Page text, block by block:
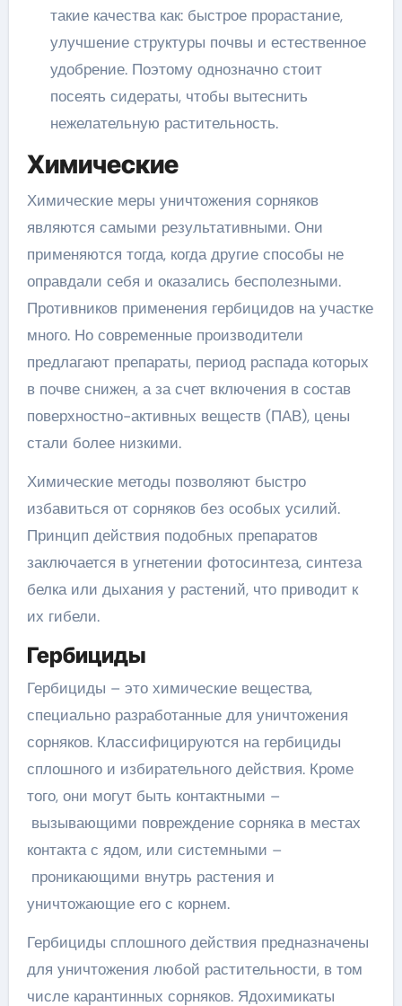
такие качества как: быстрое прорастание,
улучшение структуры почвы и естественное
удобрение. Поэтому однозначно стоит
посеять сидераты, чтобы вытеснить
нежелательную растительность.
Химические
Химические меры уничтожения сорняков
являются самыми результативными. Они
применяются тогда, когда другие способы не
оправдали себя и оказались бесполезными.
Противников применения гербицидов на участке
много. Но современные производители
предлагают препараты, период распада которых
в почве снижен, а за счет включения в состав
поверхностно-активных веществ (ПАВ), цены
стали более низкими.
Химические методы позволяют быстро
избавиться от сорняков без особых усилий.
Принцип действия подобных препаратов
заключается в угнетении фотосинтеза, синтеза
белка или дыхания у растений, что приводит к
их гибели.
Гербициды
Гербициды – это химические вещества,
специально разработанные для уничтожения
сорняков. Классифицируются на гербициды
сплошного и избирательного действия. Кроме
того, они могут быть контактными –
вызывающими повреждение сорняка в местах
контакта с ядом, или системными –
проникающими внутрь растения и
уничтожающие его с корнем.
Гербициды сплошного действия предназначены
для уничтожения любой растительности, в том
числе карантинных сорняков. Ядохимикаты